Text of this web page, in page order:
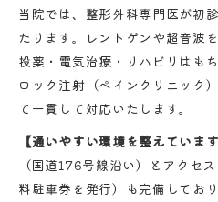
当院では、整形外科専門医が初
たります。レントゲンや超音波
投薬・電気治療・リハビリはも
ロック注射（ペインクリニック
て一貫して対応いたします。
【通いやすい環境を整えています
（国道176号線沿い）とアクセ
料駐車券を発行）も完備してお